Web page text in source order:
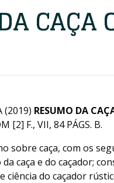
CAÇA
(2019) RESUMO DA
[2] F., VII, 84 PÁGS. B.
sobre caça, com os
caça e do caçador;
ciência do caçador